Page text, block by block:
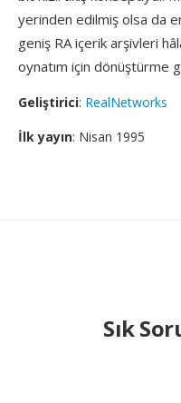
yerinden edilmiş olsa da
geniş RA içerik arşivleri
oynatım için dönüştürme
Geliştirici: RealNetworks
İlk yayın: Nisan 1995
Sık